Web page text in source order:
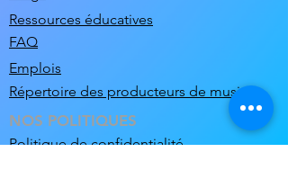
Ressources éducatives
FAQ
Emplois
Répertoire des producteurs de musique
NOS POLITIQUES
Politique de confidentialité